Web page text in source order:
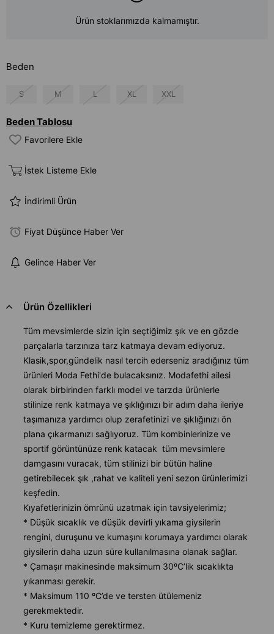
Ürün stoklarımızda kalmamıştır.
Beden
S M L XL XXL
Beden Tablosu
Favorilere Ekle
İstek Listeme Ekle
İndirimli Ürün
Fiyat Düşünce Haber Ver
Gelince Haber Ver
Ürün Özellikleri
Tüm mevsimlerde sizin için seçtiğimiz şık ve en gözde
parçalarla tarzınıza tarz katmaya devam ediyoruz.
Klasik,spor,gündelik nasıl tercih ederseniz aradığınız tüm
ürünleri Moda Fethi'de bulacaksınız. Modafethi ailesi
olarak birbirinden farklı model ve tarzda ürünlerle
stilinize renk katmaya ve şıklığınızı bir adım daha ileriye
taşımanıza yardımcı olup zerafetinizi ve şıklığınızı ön
plana çıkarmanızı sağlıyoruz. Tüm kombinlerinize ve
sportif görüntünüze renk katacak tüm mevsimlere
damgasını vuracak, tüm stilinizi bir bütün haline
getirebilecek şık ,rahat ve kaliteli yeni sezon ürünlerimizi
keşfedin.
Kıyafetlerinizin ömrünü uzatmak için tavsiyelerimiz;
* Düşük sıcaklık ve düşük devirli yıkama giysilerin
rengini, duruşunu ve kumaşını korumaya yardımcı olarak
giysilerin daha uzun süre kullanılmasına olanak sağlar.
* Çamaşır makinesinde maksimum 30ºC’lik sıcaklıkta
yıkanması gerekir.
* Maksimum 110 ºC’de ve tersten ütülemeniz
gerekmektedir.
* Kuru temizleme gerektirmez.